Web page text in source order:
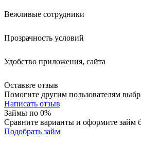
Вежливые сотрудники
Прозрачность условий
Удобство приложения, сайта
Оставьте отзыв
Помогите другим пользователям
Написать отзыв
Займы по 0%
Сравните варианты и оформите займ
Подобрать займ